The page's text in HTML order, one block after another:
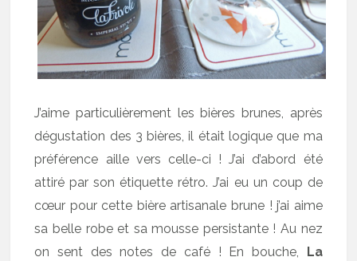
J’aime particulièrement les bières brunes, après
dégustation des 3 bières, il était logique que ma
préférence aille vers celle-ci ! J’ai d’abord été
attiré par son étiquette rétro. J’ai eu un coup de
cœur pour cette bière artisanale brune ! j’ai aime
sa belle robe et sa mousse persistante ! Au nez
on sent des notes de café ! En bouche, La